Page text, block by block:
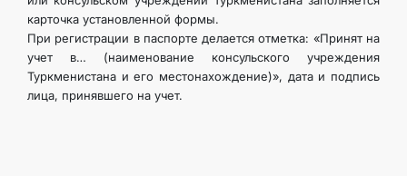
карточка установленной формы.
При регистрации в паспорте делается отметка: «Принят на
учет в… (наименование консульского учреждения
Туркменистана и его местонахождение)», дата и подпись
лица, принявшего на учет.